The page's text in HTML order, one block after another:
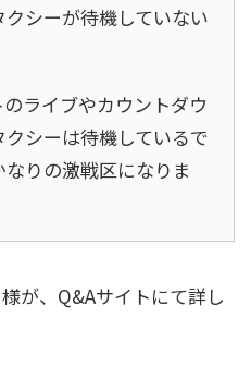
シーが待機していない
ライブやカウントダウ
シーは待機しているで
りの激戦区になりま
が、Q&Aサイトにて詳し